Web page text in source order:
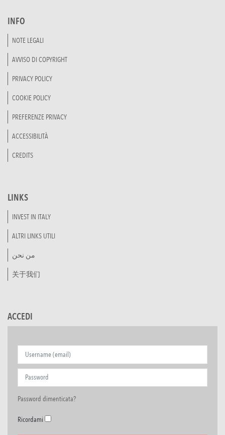
INFO
NOTE LEGALI
AVVISO DI COPYRIGHT
PRIVACY POLICY
COOKIE POLICY
PREFERENZE PRIVACY
ACCESSIBILITÀ
CREDITS
LINKS
INVEST IN ITALY
ALTRI LINKS UTILI
من نحن
关于我们
ACCEDI
Password dimenticata?
Ricordami